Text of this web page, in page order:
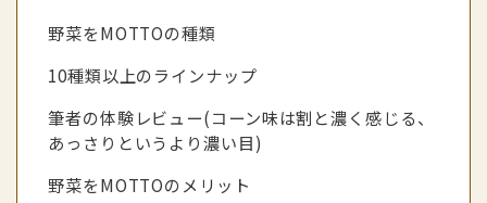
野菜をMOTTOの種類
10種類以上のラインナップ
筆者の体験レビュー(コーン味は割と濃く感じる、
あっさりというより濃い目)
野菜をMOTTOのメリット